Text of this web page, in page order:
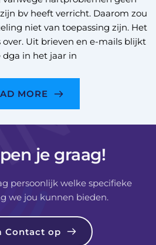
bv heeft verricht. Daarom zou
niet van toepassing zijn. Het
Uit brieven en e-mails blijkt
dga in het jaar in
MORE
je graag!
persoonlijk welke specifieke
we jou kunnen bieden.
Contact op